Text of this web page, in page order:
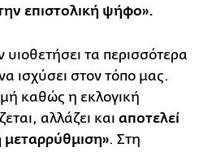
επιστολική ψήφο».
υιοθετήσει τα περισσότερα
ισχύσει στον τόπο μας.
καθώς η εκλογική
αλλάζει και αποτελεί
μεταρρύθμιση». Στη